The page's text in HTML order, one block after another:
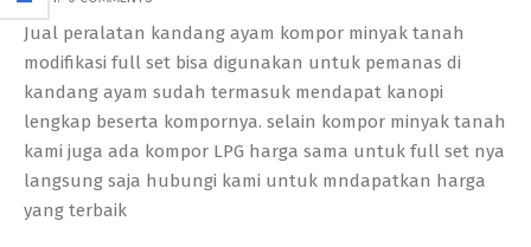
10-
05
Jual peralatan kandang ayam kompor minyak tanah
modifikasi full set bisa digunakan untuk pemanas di
kandang ayam sudah termasuk mendapat kanopi
lengkap beserta kompornya. selain kompor minyak tanah
kami juga ada kompor LPG harga sama untuk full set nya
langsung saja hubungi kami untuk mndapatkan harga
yang terbaik